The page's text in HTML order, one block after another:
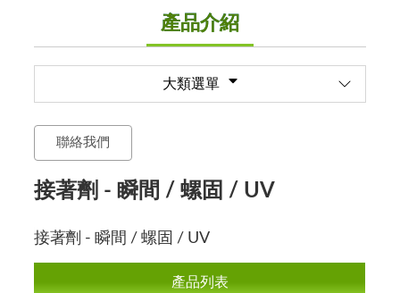
產品介紹
大類選單
接著劑 - 瞬間 / 螺固 / UV
聯絡我們
產品列表